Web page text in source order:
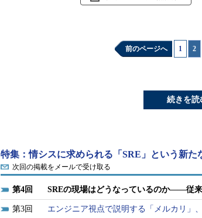
前のページへ 1 2
続きを読
特集：情シスに求められる「SRE」という新た
次回の掲載をメールで受け取る
4 SREの現場はどうなっているのか――従
3 エンジニア視点で説明する「メルカリ」